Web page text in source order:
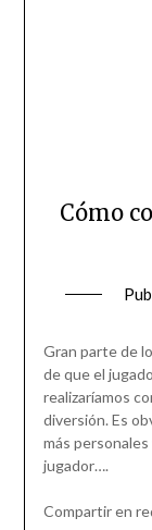
Cómo
Gran parte de
de que el
realizaríamos
diversión. Es
más
jugador….
Compartir en